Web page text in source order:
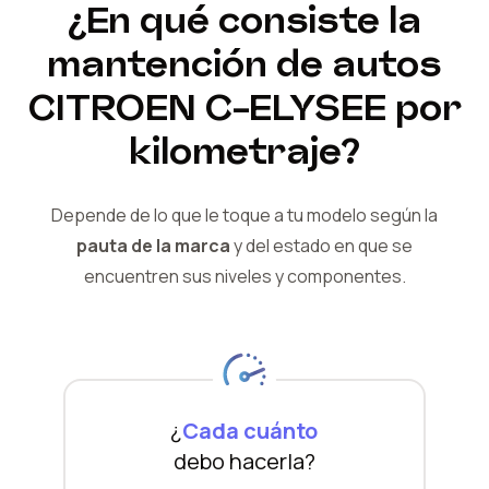
¿En qué consiste la
mantención de autos
CITROEN C-ELYSEE por
kilometraje?
Depende de lo que le toque a tu modelo según la
pauta de la marcay delestado en que se
encuentren sus niveles y componentes.
¿Cada cuánto
debo hacerla?